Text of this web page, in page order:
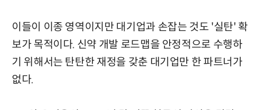
이들이 이종 영역이지만 대기업과 손잡는 것도 '실탄' 확
보가 목적이다. 신약 개발 로드맵을 안정적으로 수행하
기 위해서는 탄탄한 재정을 갖춘 대기업만 한 파트너가
없다.